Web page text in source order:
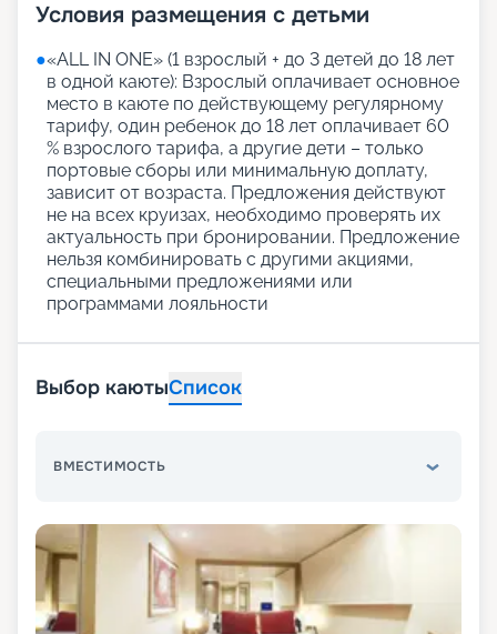
Условия размещения с детьми
●«АLL IN ONE» (1 взрослый + до 3 детей до 18 лет
в одной каюте): Взрослый оплачивает основное
место в каюте по действующему регулярному
тарифу, один ребенок до 18 лет оплачивает 60
% взрослого тарифа, а другие дети – только
портовые сборы или минимальную доплату,
зависит от возраста. Предложения действуют
не на всех круизах, необходимо проверять их
актуальность при бронировании. Предложение
нельзя комбинировать с другими акциями,
специальными предложениями или
программами лояльности
Выбор каютыСписок
ВМЕСТИМОСТЬ